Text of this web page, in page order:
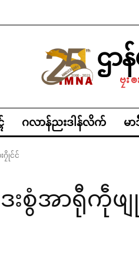
ဌာ
ဗၠး
ဂလာန်ညးဒါန်လိက် မ
ဂၠိုင်င်
စွံအာရီုကဵုဖ